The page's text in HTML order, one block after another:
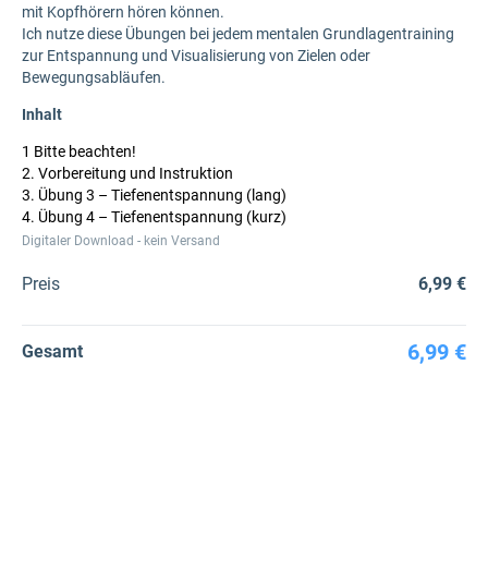
mit Kopfhörern hören können.
Ich nutze diese Übungen bei jedem mentalen Grundlagentraining
zur Entspannung und Visualisierung von Zielen oder
Bewegungsabläufen.
Inhalt
1 Bitte beachten!
2. Vorbereitung und Instruktion
3. Übung 3 – Tiefenentspannung (lang)
4. Übung 4 – Tiefenentspannung (kurz)
Digitaler Download - kein Versand
Preis 6,99 €
Gesamt 6,99 €